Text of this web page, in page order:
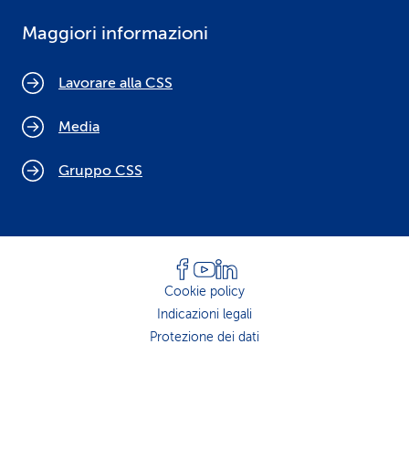
Maggiori informazioni
Lavorare alla CSS
Media
Gruppo CSS
Cookie policy
Indicazioni legali
Protezione dei dati